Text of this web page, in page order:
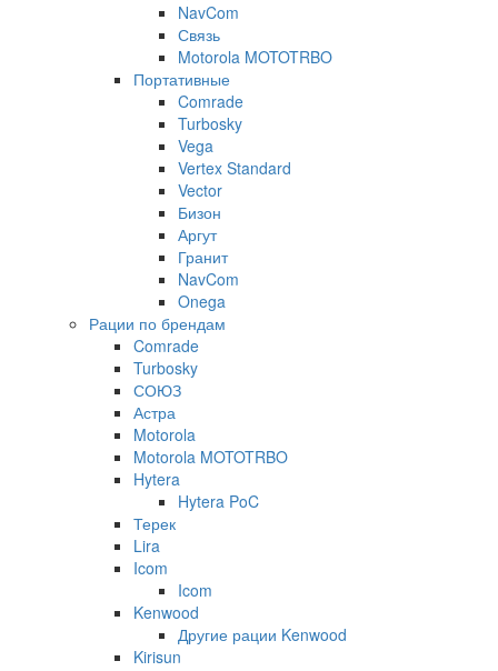
NavCom
Связь
Motorola MOTOTRBO
Портативные
Comrade
Turbosky
Vega
Vertex Standard
Vector
Бизон
Аргут
Гранит
NavCom
Onega
Рации по брендам
Comrade
Turbosky
СОЮЗ
Астра
Motorola
Motorola MOTOTRBO
Hytera
Hytera PoC
Терек
Lira
Icom
Icom
Kenwood
Другие рации Kenwood
Kirisun